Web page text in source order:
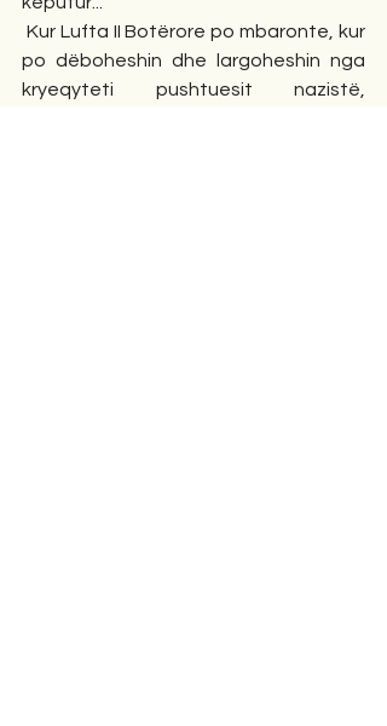
Kur Lufta II Botërore po mbaronte, kur
po dëboheshin dhe largoheshin nga
kryeqyteti pushtuesit nazistë,